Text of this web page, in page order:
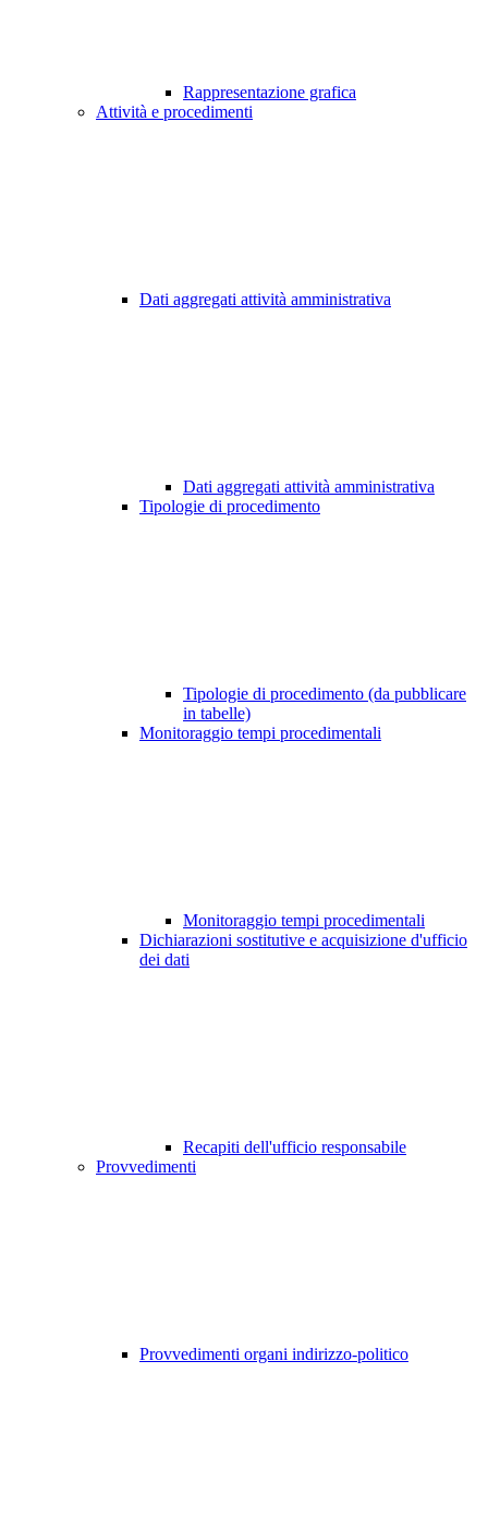
Rappresentazione grafica
Attività e procedimenti
Dati aggregati attività amministrativa
Dati aggregati attività amministrativa
Tipologie di procedimento
Tipologie di procedimento (da pubblicare
in tabelle)
Monitoraggio tempi procedimentali
Monitoraggio tempi procedimentali
Dichiarazioni sostitutive e acquisizione d'ufficio
dei dati
Recapiti dell'ufficio responsabile
Provvedimenti
Provvedimenti organi indirizzo-politico